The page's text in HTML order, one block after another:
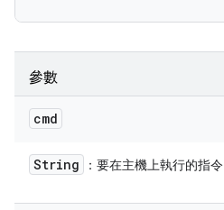
參數
cmd
String ：要在主機上執行的指令